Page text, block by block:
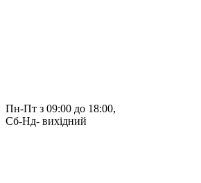
Пн-Пт з 09:00 до 18:00,
Сб-Нд- вихідний